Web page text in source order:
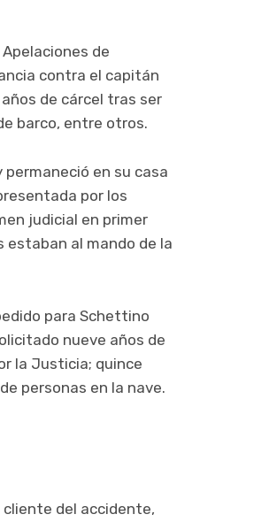
de
contra el capitán
de cárcel tras ser
barco, entre otros.
en su casa
por los
judicial en primer
estaban al mando de la
para Schettino
nueve años de
la Justicia; quince
personas en la nave.
del accidente,